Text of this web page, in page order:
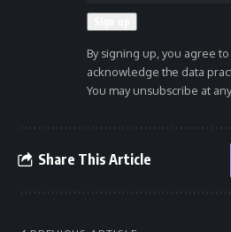
By signing up, you agree
acknowledge the data
You may unsubscribe at
Share This Article